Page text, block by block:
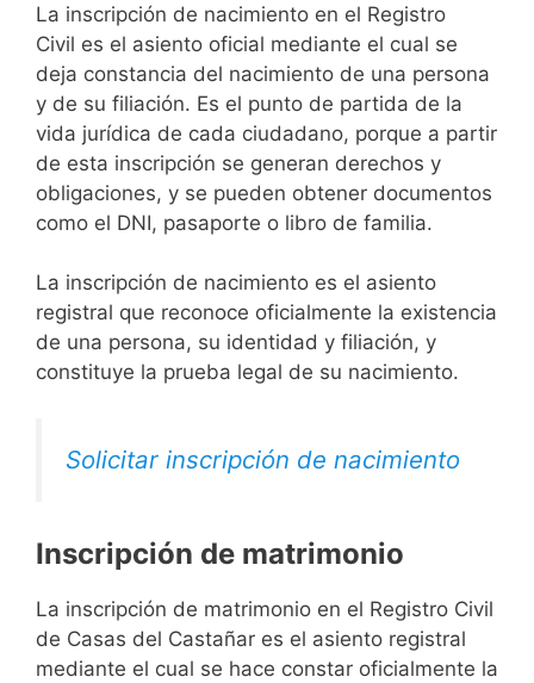
La inscripción de nacimiento en el Registro
Civil es el asiento oficial mediante el cual se
deja constancia del nacimiento de una persona
y de su filiación. Es el punto de partida de la
vida jurídica de cada ciudadano, porque a partir
de esta inscripción se generan derechos y
obligaciones, y se pueden obtener documentos
como el DNI, pasaporte o libro de familia.
La inscripción de nacimiento es el asiento
registral que reconoce oficialmente la existencia
de una persona, su identidad y filiación, y
constituye la prueba legal de su nacimiento.
Solicitar inscripción de nacimiento
Inscripción de matrimonio
La inscripción de matrimonio en el Registro Civil
de Casas del Castañar es el asiento registral
mediante el cual se hace constar oficialmente la